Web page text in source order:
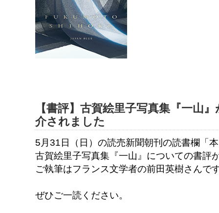
【書評】古賀絵里子写真集『一山
介されました
5月31日（日）の読売新聞朝刊の読書欄「
古賀絵里子写真集『一山』についての書評
ご執筆はフランス文学者の前田英樹さんで
ぜひご一読ください。